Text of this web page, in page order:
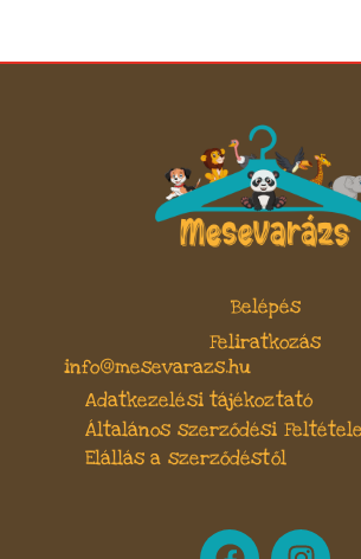
Belépés
Feliratkozás
info@mesevarazs.hu
Adatkezelési tájékoztató
Általános szerződési
Elállás a szerződéstől